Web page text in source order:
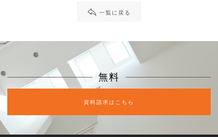
一覧に戻る
無料
資料請求はこちら